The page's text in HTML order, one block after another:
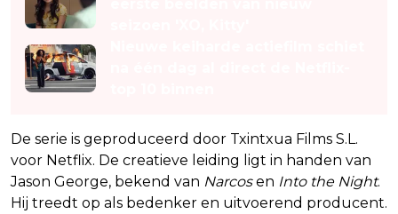
De serie is geproduceerd door Txintxua Films S.L.
voor Netflix. De creatieve leiding ligt in handen van
Jason George, bekend van Narcosen Into the Night.
Hij treedt op als bedenker en uitvoerend producent.